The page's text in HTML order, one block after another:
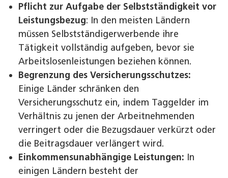
Pflicht zur Aufgabe der Selbstständigkeit vor
Leistungsbezug: In den meisten Ländern
müssen Selbstständigerwerbende ihre
Tätigkeit vollständig aufgeben, bevor sie
Arbeitslosenleistungen beziehen können.
Begrenzung des Versicherungsschutzes:
Einige Länder schränken den
Versicherungsschutz ein, indem Taggelder im
Verhältnis zu jenen der Arbeitnehmenden
verringert oder die Bezugsdauer verkürzt oder
die Beitragsdauer verlängert wird.
Einkommensunabhängige Leistungen: In
einigen Ländern besteht der